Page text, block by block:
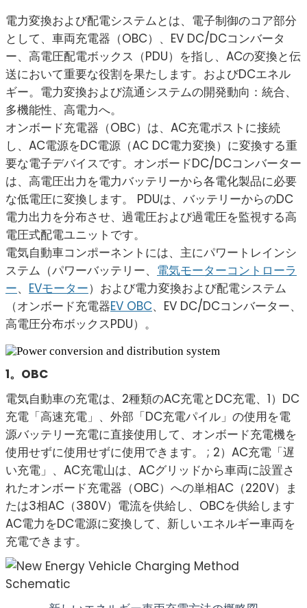
電力変換および配電システムとは、電子制御のコア部分
として、車両充電器（OBC）、EV DC/DCコンバータ
ー、高電圧配電ボックス（PDU）を指し、ACの変換と伝
送において重要な役割を果たします。およびDCエネル
ギー。電力変換および流通システムの開発動向：統合、
多機能性、高電力へ。
オンボード充電器（OBC）は、AC充電ポストに接続
し、AC電源をDC電源（AC DC電力変換）に変換する重
要な電子デバイスです。オンボードDC/DCコンバーター
は、高電圧出力を電力バッテリーから各電化製品に必要
な低電圧に変換します。 PDUは、バッテリーからのDC
電力出力を分布させ、過電圧および過電圧を監視する高
電圧式配電ユニットです。
電気自動車コンポーネントには、主にパワートレインシ
ステム（パワーバッテリー、 電気モーターコントローラ
ー、 EVモーター）および電力変換および配電システム
（オンボード充電器EV OBC、EV DC/DCコンバーター、
高電圧分布ボックスPDU）。
1。OBC
電気自動車の充電は、2種類のAC充電とDC充電、1）DC
充電「高速充電」、外部「DC充電パイル」の使用を電
源バッテリー充電に直接使用して、オンボード充電機を
使用せずに使用せずに使用できます。 ; 2）AC充電「遅
い充電」、AC充電山は、ACグリッドから車両に設置さ
れたオンボード充電器（OBC）への単相AC（220V）ま
たは3相AC（380V）電流を供給し、OBCを供給します
AC電力をDC電源に変換して、新しいエネルギー車両を
充電できます。